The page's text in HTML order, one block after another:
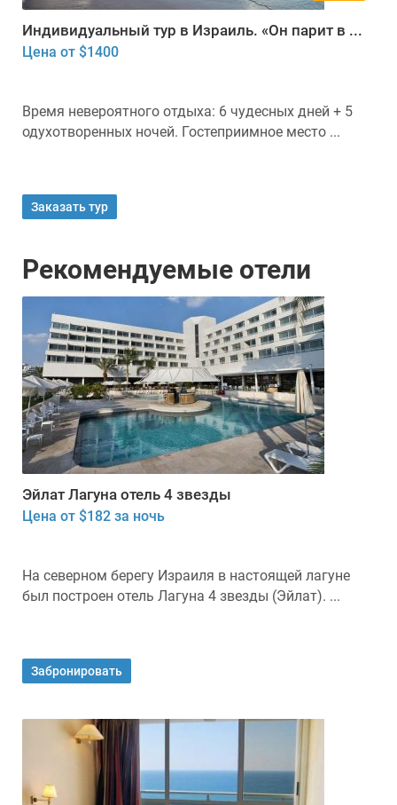
Индивидуальный тур в Израиль. «Он парит в ...
Цена от $1400
Время невероятного отдыха: 6 чудесных дней + 5
одухотворенных ночей. Гостеприимное место ...
Заказать тур
Рекомендуемые отели
Эйлат Лагуна отель 4 звезды
Цена от $182 за ночь
На северном берегу Израиля в настоящей лагуне
был построен отель Лагуна 4 звезды (Эйлат). ...
Забронировать